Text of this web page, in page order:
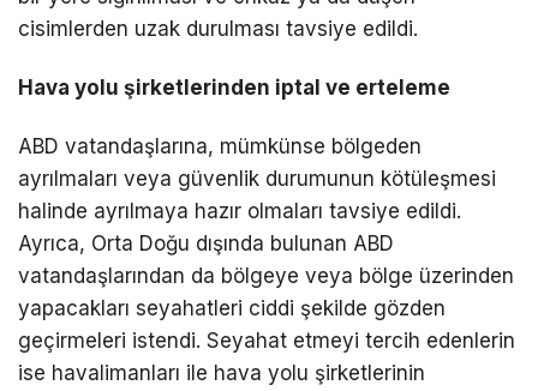
cisimlerden uzak durulması tavsiye edildi.
Hava yolu şirketlerinden iptal ve erteleme
ABD vatandaşlarına, mümkünse bölgeden
ayrılmaları veya güvenlik durumunun kötüleşmesi
halinde ayrılmaya hazır olmaları tavsiye edildi.
Ayrıca, Orta Doğu dışında bulunan ABD
vatandaşlarından da bölgeye veya bölge üzerinden
yapacakları seyahatleri ciddi şekilde gözden
geçirmeleri istendi. Seyahat etmeyi tercih edenlerin
ise havalimanları ile hava yolu şirketlerinin